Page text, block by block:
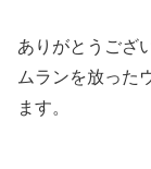
ありがとうござ
ムランを放った
ます。